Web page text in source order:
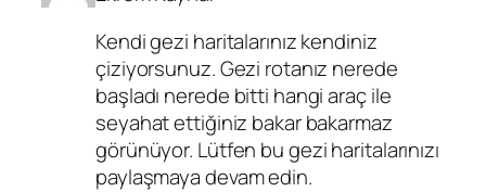
Kendi gezi haritalarınız kendiniz
çiziyorsunuz. Gezi rotanız nerede
başladı nerede bitti hangi araç ile
seyahat ettiğiniz bakar bakarmaz
görünüyor. Lütfen bu gezi haritalarınızı
paylaşmaya devam edin.